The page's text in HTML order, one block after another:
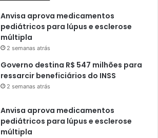
Anvisa aprova medicamentos
pediátricos para lúpus e esclerose
múltipla
2 semanas atrás
Governo destina R$ 547 milhões para
ressarcir beneficiários do INSS
2 semanas atrás
Anvisa aprova medicamentos
pediátricos para lúpus e esclerose
múltipla